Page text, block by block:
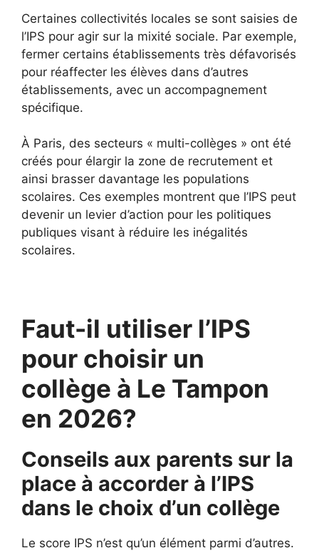
Certaines collectivités locales se sont saisies de
l’IPS pour agir sur la mixité sociale. Par exemple,
fermer certains établissements très défavorisés
pour réaffecter les élèves dans d’autres
établissements, avec un accompagnement
spécifique.
À Paris, des secteurs « multi-collèges » ont été
créés pour élargir la zone de recrutement et
ainsi brasser davantage les populations
scolaires. Ces exemples montrent que l’IPS peut
devenir un levier d’action pour les politiques
publiques visant à réduire les inégalités
scolaires.
Faut-il utiliser l’IPS
pour choisir un
collège à Le Tampon
en 2026?
Conseils aux parents sur la
place à accorder à l’IPS
dans le choix d’un collège
Le score IPS n’est qu’un élément parmi d’autres.